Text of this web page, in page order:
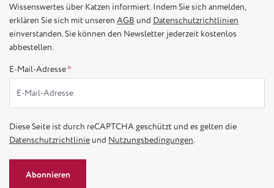
Wissenswertes über Katzen informiert. Indem Sie sich anmelden,
erklären Sie sich mit unseren AGB und Datenschutzrichtlinien
einverstanden. Sie können den Newsletter jederzeit kostenlos
abbestellen.
E-Mail-Adresse*
Diese Seite ist durch reCAPTCHA geschützt und es gelten die
Datenschutzrichtlinieund Nutzungsbedingungen.
Abonnieren